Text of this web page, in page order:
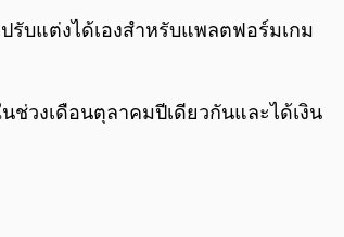
รับแต่งได้เองสำหรับแพลตฟอร์มเกม
ช่วงเดือนตุลาคมปีเดียวกันและได้เงิน